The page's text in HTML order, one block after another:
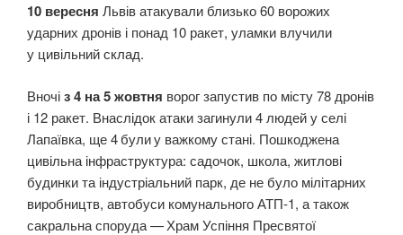
10 вересня Львів атакували близько 60 ворожих
ударних дронів і понад 10 ракет, уламки влучили
у цивільний склад.
Вночіз 4 на 5 жовтня ворог запустив по місту 78 дронів
і 12 ракет. Внаслідок атаки загинули 4 людей у селі
Лапаївка, ще 4 були у важкому стані. Пошкоджена
цивільна інфраструктура: садочок, школа, житлові
будинки та індустріальний парк, де не було мілітарних
виробництв, автобуси комунального АТП‑1, а також
сакральна споруда — Храм Успіння Пресвятої